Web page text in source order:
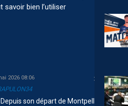
savoir bien l’utiliser
2026 08:06
son départ de Montpellier